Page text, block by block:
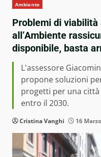
Ambiente
Problemi di viabilità
all’Ambiente
disponibile, basta
L'assessore
propone soluzioni
progetti per una
entro il 2030.
Cristina Vanghi 16